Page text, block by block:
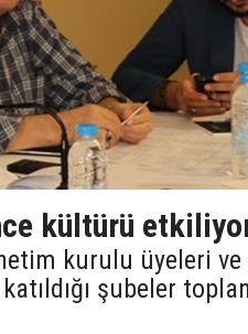
kültürü
kurulu üyeleri
şubeler